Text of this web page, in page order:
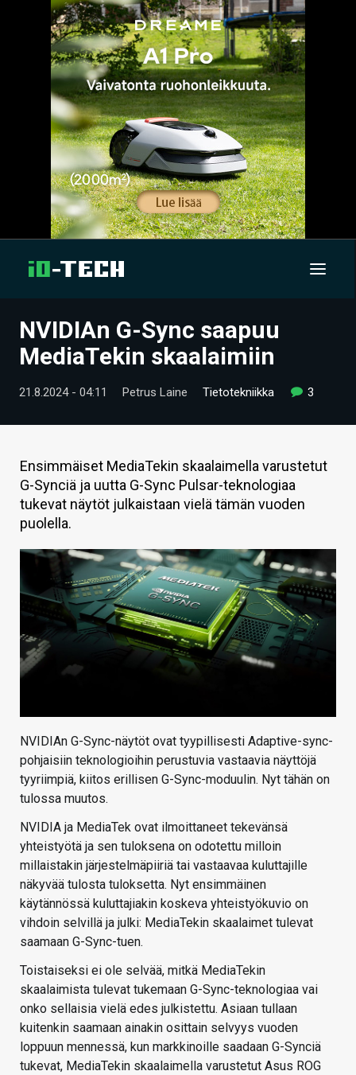
UUTISET
TIETOA
HINTA.FI
VAIHDA TEEMA
HAKU
NVIDIAn G-Sync saapuu
MediaTekin skaalaimiin
21.8.2024 - 04:11 Petrus Laine Tietotekniikka 3
Ensimmäiset MediaTekin skaalaimella varustetut
G-Synciä ja uutta G-Sync Pulsar-teknologiaa
tukevat näytöt julkaistaan vielä tämän vuoden
puolella.
NVIDIAn G-Sync-näytöt ovat tyypillisesti Adaptive-sync-
pohjaisiin teknologioihin perustuvia vastaavia näyttöjä
tyyriimpiä, kiitos erillisen G-Sync-moduulin. Nyt tähän on
tulossa muutos.
NVIDIA ja MediaTek ovat ilmoittaneet tekevänsä
yhteistyötä ja sen tuloksena on odotettu milloin
millaistakin järjestelmäpiiriä tai vastaavaa kuluttajille
näkyvää tulosta tuloksetta. Nyt ensimmäinen
käytännössä kuluttajiakin koskeva yhteistyökuvio on
vihdoin selvillä ja julki: MediaTekin skaalaimet tulevat
saamaan G-Sync-tuen.
Toistaiseksi ei ole selvää, mitkä MediaTekin
skaalaimista tulevat tukemaan G-Sync-teknologiaa vai
onko sellaisia vielä edes julkistettu. Asiaan tullaan
kuitenkin saamaan ainakin osittain selvyys vuoden
loppuun mennessä, kun markkinoille saadaan G-Synciä
tukevat, MediaTekin skaalaimella varustetut Asus ROG